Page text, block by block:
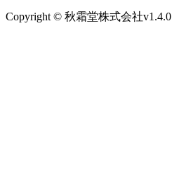
Copyright © 秋霜堂株式会社v1.4.0